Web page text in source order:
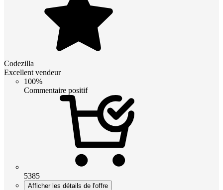
Codezilla
Excellent vendeur
100%
Commentaire positif
5385
Afficher les détails de l'offre